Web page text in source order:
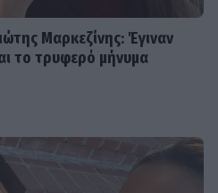
Μαρκεζίνης: Έγιναν
το τρυφερό μήνυμα